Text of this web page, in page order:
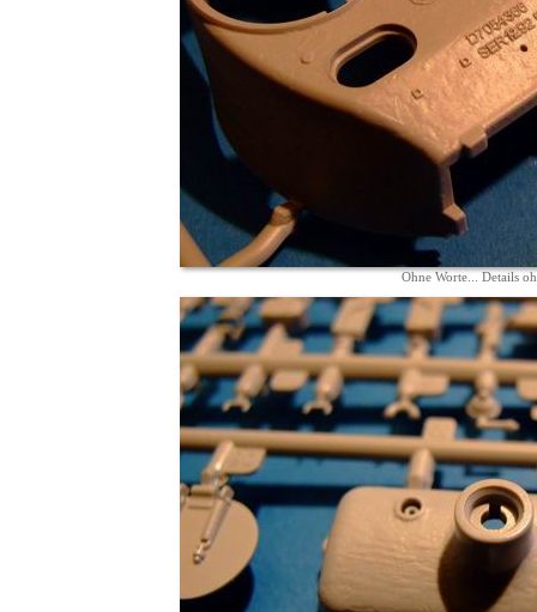
Ohne Worte... Details